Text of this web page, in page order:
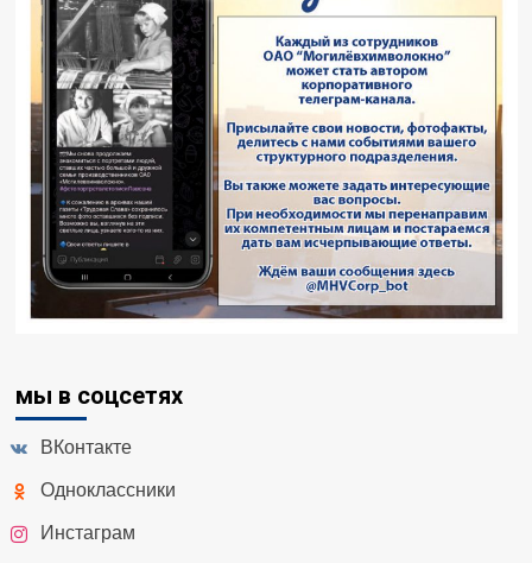
мы в соцсетях
ВКонтакте
Одноклассники
Инстаграм